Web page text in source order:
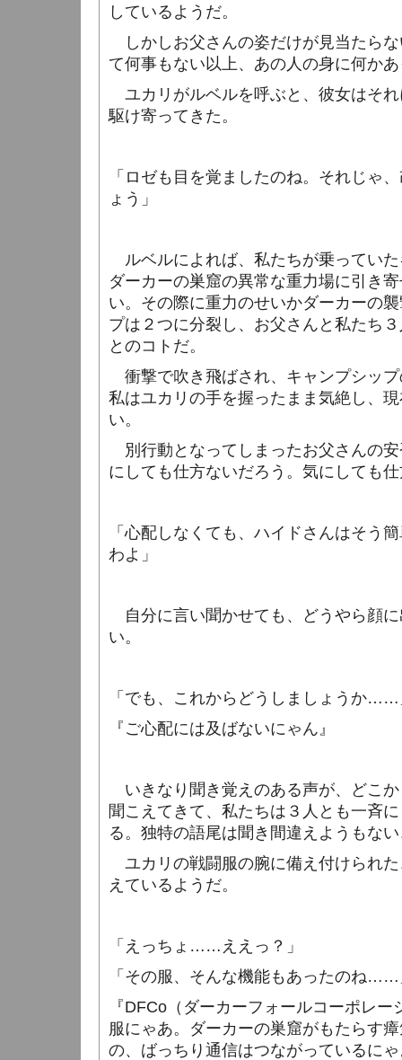
しているようだ。
しかしお父さんの姿だけが見当たら
て何事もない以上、あの人の身に何か
ユカリがルベルを呼ぶと、彼女はそ
駆け寄ってきた。
「ロゼも目を覚ましたのね。それじゃ
ょう」
ルベルによれば、私たちが乗ってい
ダーカーの巣窟の異常な重力場に引き
い。その際に重力のせいかダーカーの
プは２つに分裂し、お父さんと私たち
とのコトだ。
衝撃で吹き飛ばされ、キャンプシッ
私はユカリの手を握ったまま気絶し、
い。
別行動となってしまったお父さんの
にしても仕方ないだろう。気にしても
「心配しなくても、ハイドさんはそう
わよ」
自分に言い聞かせても、どうやら顔
い。
「でも、これからどうしましょうか
『ご心配には及ばないにゃん』
いきなり聞き覚えのある声が、どこ
聞こえてきて、私たちは３人とも一斉
る。独特の語尾は聞き間違えようもな
ユカリの戦闘服の腕に備え付けられ
えているようだ。
「えっちょ……ええっ？」
「その服、そんな機能もあったのね
『DFCo （ダーカーフォールコーポレ
服にゃあ。ダーカーの巣窟がもたらす
の、ばっちり通信はつながっているに